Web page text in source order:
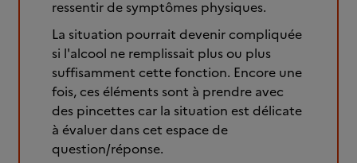
ressentir de symptômes physiques.
La situation pourrait devenir compliquée
si l'alcool ne remplissait plus ou plus
suffisamment cette fonction. Encore une
fois, ces éléments sont à prendre avec
des pincettes car la situation est délicate
à évaluer dans cet espace de
question/réponse.